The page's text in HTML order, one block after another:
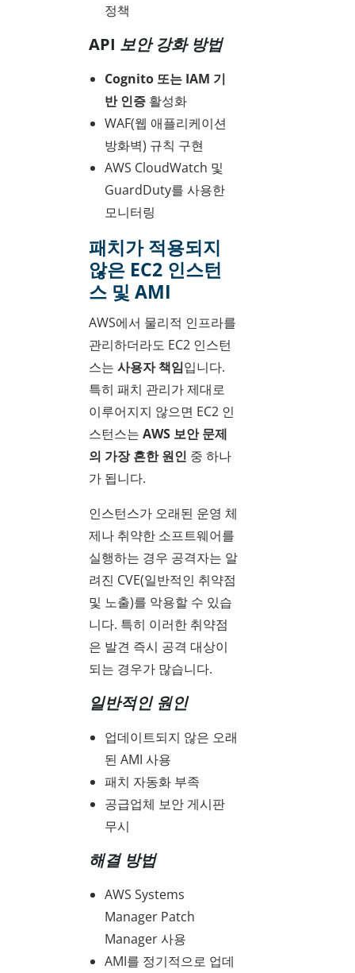
정책
API 보안 강화 방법
Cognito 또는 IAM 기
반 인증 활성화
WAF(웹 애플리케이션
방화벽) 규칙 구현
AWS CloudWatch 및
GuardDuty를 사용한
모니터링
패치가 적용되지
않은 EC2 인스턴
스 및 AMI
AWS에서 물리적 인프라를
관리하더라도 EC2 인스턴
스는 사용자 책임입니다.
특히 패치 관리가 제대로
이루어지지 않으면 EC2 인
스턴스는 AWS 보안 문제
의 가장 흔한 원인 중 하나
가 됩니다.
인스턴스가 오래된 운영 체
제나 취약한 소프트웨어를
실행하는 경우 공격자는 알
려진 CVE(일반적인 취약점
및 노출)를 악용할 수 있습
니다. 특히 이러한 취약점
은 발견 즉시 공격 대상이
되는 경우가 많습니다.
일반적인 원인
업데이트되지 않은 오래
된 AMI 사용
패치 자동화 부족
공급업체 보안 게시판
무시
해결 방법
AWS Systems
Manager Patch
Manager 사용
AMI를 정기적으로 업데